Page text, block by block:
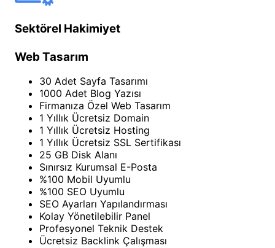
Sektörel Hakimiyet
Web Tasarım
30 Adet Sayfa Tasarımı
1000 Adet Blog Yazısı
Firmanıza Özel Web Tasarım
1 Yıllık Ücretsiz Domain
1 Yıllık Ücretsiz Hosting
1 Yıllık Ücretsiz SSL Sertifikası
25 GB Disk Alanı
Sınırsız Kurumsal E-Posta
%100 Mobil Uyumlu
%100 SEO Uyumlu
SEO Ayarları Yapılandırması
Kolay Yönetilebilir Panel
Profesyonel Teknik Destek
Ücretsiz Backlink Çalışması